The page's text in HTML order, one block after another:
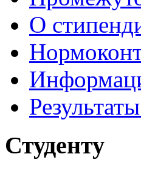
О
Студенту